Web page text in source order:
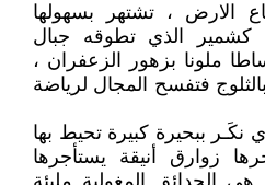
الارض ، تشتهر بسهولها
كشمير الذي تطوقه جبال
ملونا بزهور الزعفران ،
فتفسح المجال لرياضة
ببحيرة كبيرة تحيط بها
زوارق أنيقة يستأجرها